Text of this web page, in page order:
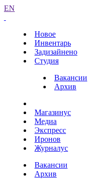
EN
Новое
Инвентарь
Задизайнено
Студия
Вакансии
Архив
Магазинус
Медиа
Экспресс
Иронов
Журналус
Вакансии
Архив